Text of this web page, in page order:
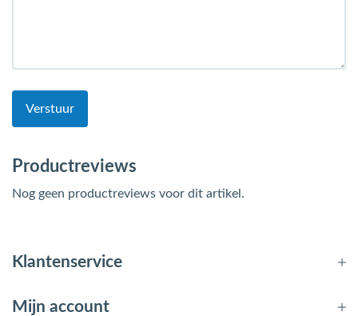
Verstuur
Productreviews
Nog geen productreviews voor dit artikel.
Klantenservice
Mijn account